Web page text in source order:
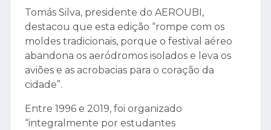
Tomás Silva, presidente do AEROUBI,
destacou que esta edição “rompe com os
moldes tradicionais, porque o festival aéreo
abandona os aeródromos isolados e leva os
aviões e as acrobacias para o coração da
cidade”.
Entre 1996 e 2019, foi organizado
“integralmente por estudantes